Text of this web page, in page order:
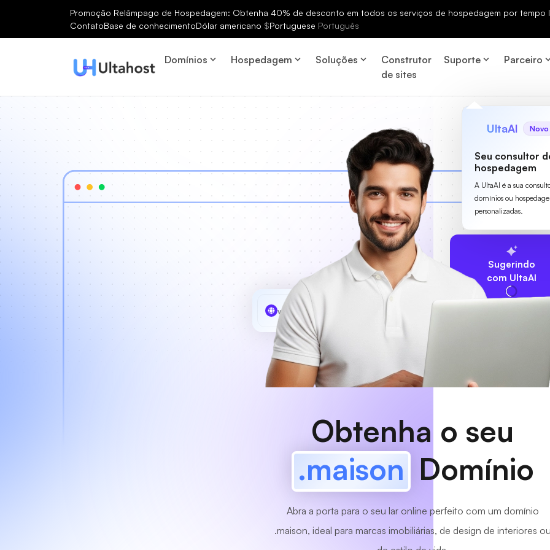
Promoção Relâmpago de Hospedagem: Obtenha 40% de desconto em todos os serviços de hospedagem por tempo
ContatoBase de conhecimentoDólar americano $Portuguese Português
Domínios Hospedagem Soluções
Construtor
de sites
Suporte Parceiro
UltaAI Novo
Seu consultor
hospedagem
A UltaAI é a sua
domínios ou
personalizadas.
Sugerindo
com UltaAI
www MyCafe
Obtenha o seu
.maison Domínio
Abra a porta para o seu lar online perfeito com um domínio
.maison, ideal para marcas imobiliárias, de design de interiores